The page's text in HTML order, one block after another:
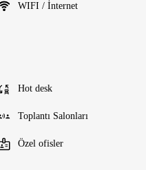
WIFI / İnternet
Hot desk
Toplantı Salonları
Özel ofisler